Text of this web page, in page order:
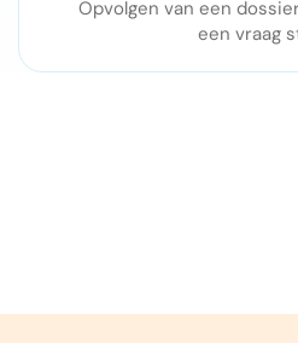
Opvolgen van een
een vraag